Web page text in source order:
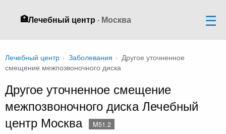
🏥Лечебный центр · Москва
Лечебный центр › Заболевания › Другое уточненное
смещение межпозвоночного диска
Другое уточненное смещение
межпозвоночного диска Лечебный
центр Москва
M51.2